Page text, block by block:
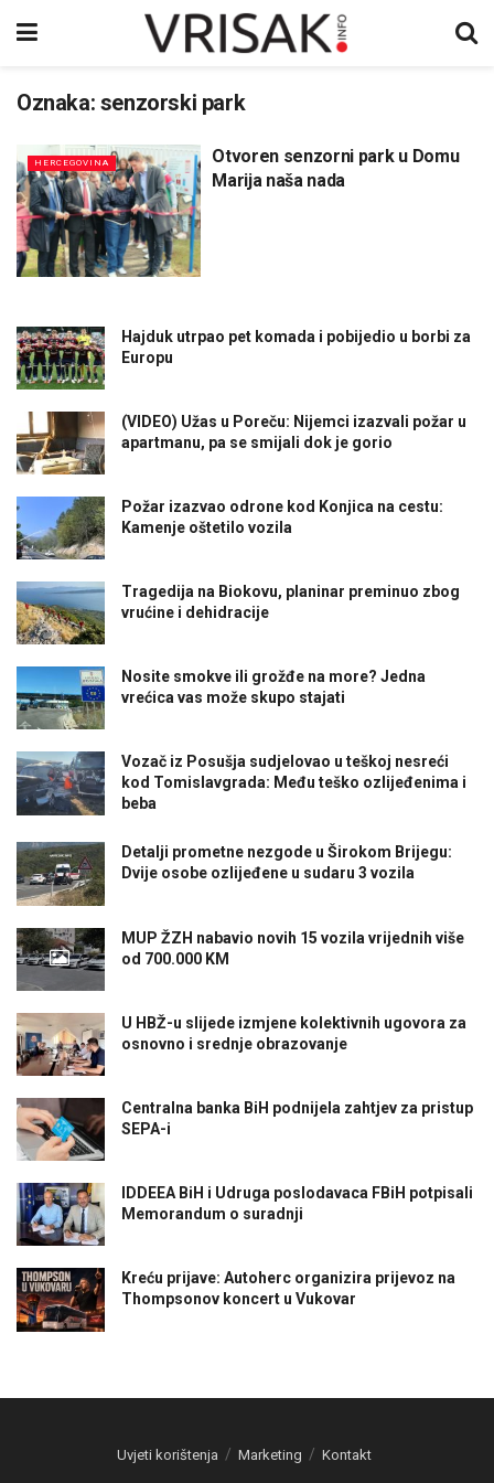
Oznaka: senzorski park
HERCEGOVINA
Otvoren senzorni park u Domu
Marija naša nada
Hajduk utrpao pet komada i pobijedio u borbi za
Europu
(VIDEO) Užas u Poreču: Nijemci izazvali požar u
apartmanu, pa se smijali dok je gorio
Požar izazvao odrone kod Konjica na cestu:
Kamenje oštetilo vozila
Tragedija na Biokovu, planinar preminuo zbog
vrućine i dehidracije
Nosite smokve ili grožđe na more? Jedna
vrećica vas može skupo stajati
Vozač iz Posušja sudjelovao u teškoj nesreći
kod Tomislavgrada: Među teško ozlijeđenima i
beba
Detalji prometne nezgode u Širokom Brijegu:
Dvije osobe ozlijeđene u sudaru 3 vozila
MUP ŽZH nabavio novih 15 vozila vrijednih više
od 700.000 KM
U HBŽ-u slijede izmjene kolektivnih ugovora za
osnovno i srednje obrazovanje
Centralna banka BiH podnijela zahtjev za pristup
SEPA-i
IDDEEA BiH i Udruga poslodavaca FBiH potpisali
Memorandum o suradnji
Kreću prijave: Autoherc organizira prijevoz na
Thompsonov koncert u Vukovar
Uvjeti korištenja Marketing Kontakt